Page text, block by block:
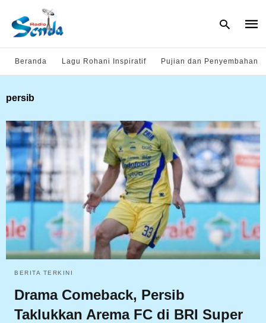
and
hit
Beranda Lagu Rohani Inspiratif Pujian dan Penyembahan
persib
BERITA TERKINI
Drama Comeback, Persib
Taklukkan Arema FC di BRI Super